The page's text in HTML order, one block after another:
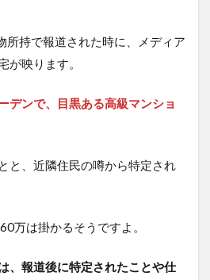
持で報道された時に、メディア
が映ります。
デンで、目黒ある高級マンショ
と、近隣住民の噂から特定され
万は掛かるそうですよ。
、報道後に特定されたことや仕